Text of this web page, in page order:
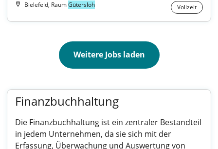
Bielefeld, RaumGütersloh Vollzeit
Weitere Jobs laden
Finanzbuchhaltung
Die Finanzbuchhaltung ist ein zentraler Bestandteil
in jedem Unternehmen, da sie sich mit der
Erfassung, Überwachung und Auswertung von